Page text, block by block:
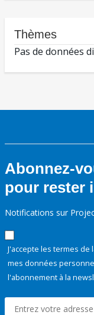
Thèmes
Pas de données
Abonnez-
pour rester
Notifications sur
J'accepte les termes de
mes données
l'abonnement à la